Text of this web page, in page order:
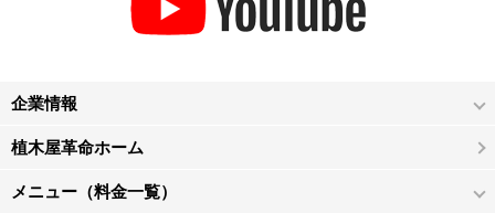
企業情報
植木屋革命ホーム
メニュー（料金一覧）